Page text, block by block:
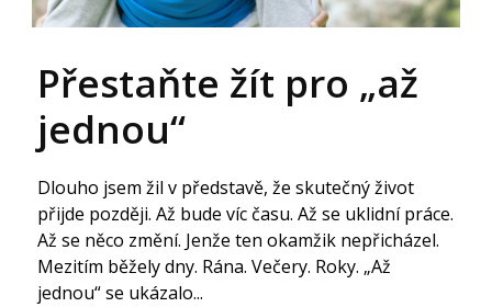
Přestaňte žít pro „až
jednou“
Dlouho jsem žil v představě, že skutečný život
přijde později. Až bude víc času. Až se uklidní práce.
Až se něco změní. Jenže ten okamžik nepřicházel.
Mezitím běžely dny. Rána. Večery. Roky. „Až
jednou“ se ukázalo...